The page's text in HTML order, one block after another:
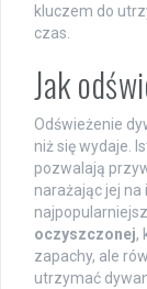
kluczem do
czas.
Jak
Odświeżenie
niż się wydaje.
pozwalają
narażając jej
oczyszczonej,
zapachy, ale
utrzymać